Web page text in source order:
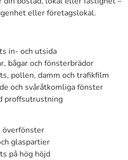
eller företagslokal.
in- och utsida
bågar och fönsterbrädor
pollen, damm och trafikfilm
och svåråtkomliga fönster
proffsutrustning
överfönster
glaspartier
på hög höjd